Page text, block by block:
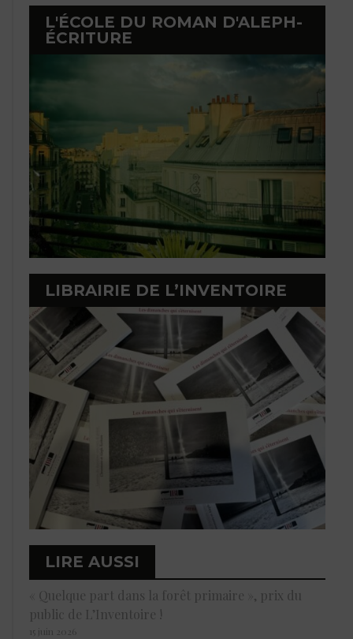
L'ÉCOLE DU ROMAN D'ALEPH-
ÉCRITURE
LIBRAIRIE DE L’INVENTOIRE
LIRE AUSSI
« Quelque part dans la forêt primaire », prix du
public de L’Inventoire !
15 juin 2026